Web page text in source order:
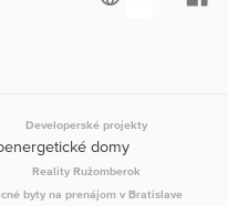
Developerské projekty
domy
Reality Ružomberok
byty na prenájom v Bratislave